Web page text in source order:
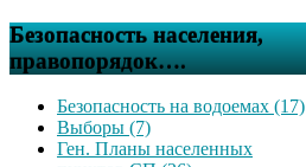
Безопасность населения,
правопорядок….
Безопасность на водоемах (17)
Выборы (7)
Ген. Планы населенных